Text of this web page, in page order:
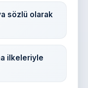
sözlü olarak
ilkeleriyle